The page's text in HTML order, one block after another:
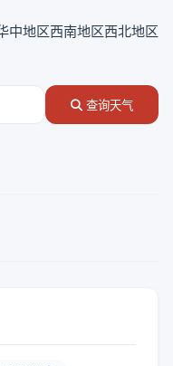
中地区西南地区西北地区
查询天气